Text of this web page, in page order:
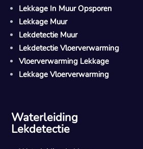
Lekkage In Muur Opsporen
Lekkage Muur
Lekdetectie Muur
Lekdetectie Vloerverwarming
Vloerverwarming Lekkage
Lekkage Vloerverwarming
Waterleiding
Lekdetectie